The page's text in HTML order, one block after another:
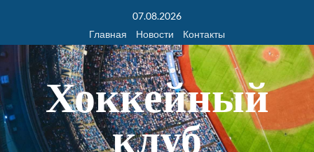
07.08.2026
Главная
Новости Контакты
Хоккейный
клуб